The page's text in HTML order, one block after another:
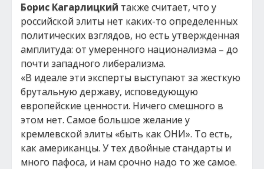
Борис Кагарлицкий также считает, что у
российской элиты нет каких-то определенных
политических взглядов, но есть утвержденная
амплитуда: от умеренного национализма – до
почти западного либерализма.
«В идеале эти эксперты выступают за жесткую
брутальную державу, исповедующую
европейские ценности. Ничего смешного в
этом нет. Самое большое желание у
кремлевской элиты «быть как ОНИ». То есть,
как американцы. У тех двойные стандарты и
много пафоса, и нам срочно надо то же самое.